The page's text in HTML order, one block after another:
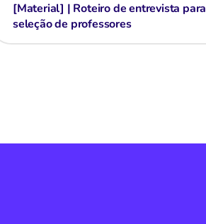
[Material] | Roteiro de entrevista para
seleção de professores